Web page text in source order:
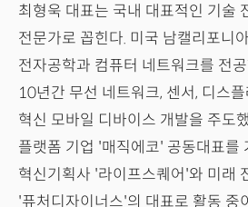
최형욱 대표는 국내 대표적인 기술
전문가로 꼽힌다. 미국 남캘리포니
전자공학과 컴퓨터 네트워크를 전
10년간 무선 네트워크, 센서, 디스
혁신 모바일 디바이스 개발을 주도
플랫폼 기업 '매직에코' 공동대표를
혁신기획사 '라이프스퀘어'와 미래
'퓨처디자이너스'의 대표로 활동 중